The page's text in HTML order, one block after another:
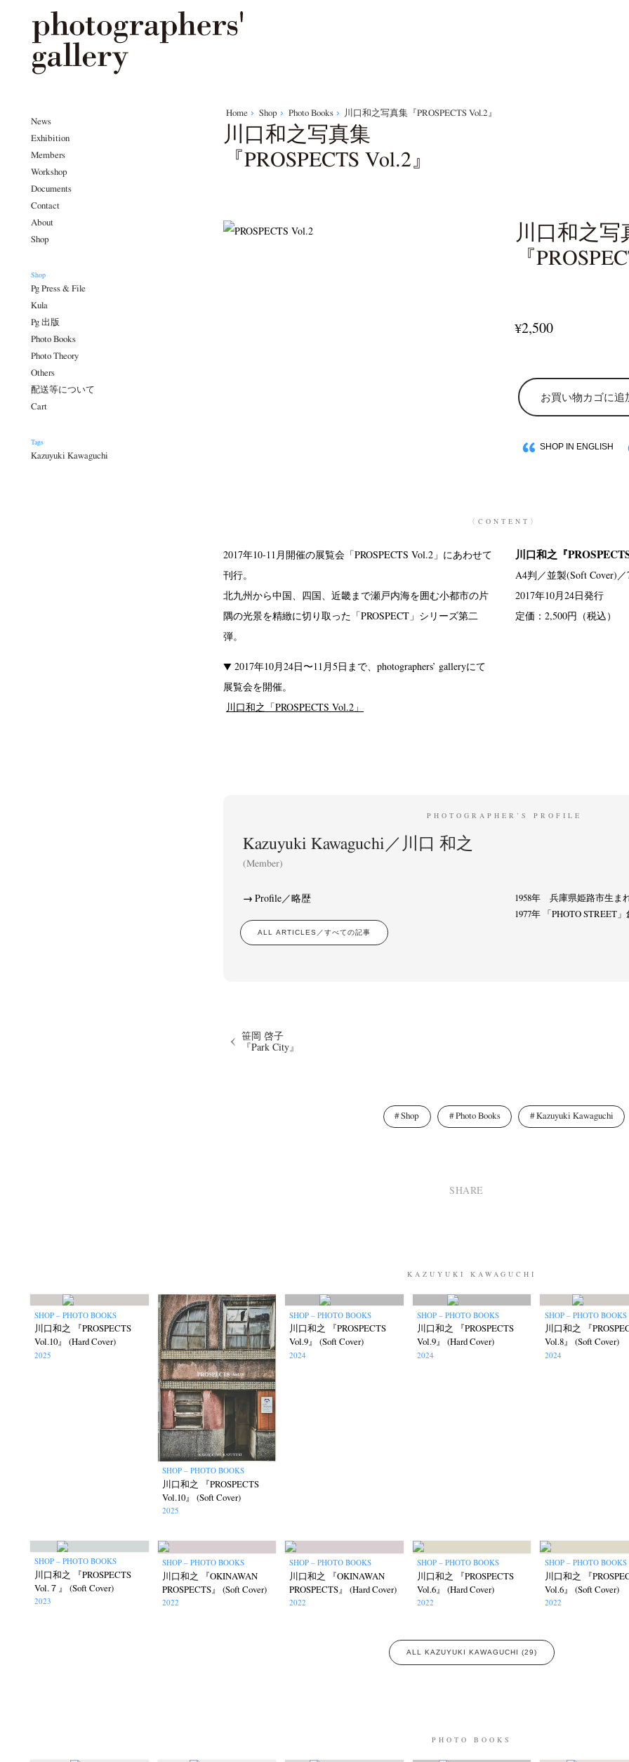
News Exhibition Members Workshop Documents Contact About Shop
Terms & Privacy Policy Newsletter
Akifumi Tanaka (7) Fumikiyo Nagamachi
(23) Masashi Otomo (47)
Postwar and Shōwa-Era (8) Presence
News
Exhibition
Members
Workshop
Documents
Contact
About
Shop
Shop
Pg Press & File
Kula
Pg 出版
Photo Books
Photo Theory
Others
配送等について
Cart
Tags
Kazuyuki Kawaguchi
Home Shop Photo Books 川口和之写真集『PROSPECTS Vol.2』
川口和之写真集
『PROSPECTS Vol.2』
川口和之写
『
¥2,500
お買い物カゴに追
SHOP IN ENGLISH
〈CONTENT〉
2017年10-11月開催の展覧会「PROSPECTS Vol.2」にあわせて
刊行。
北九州から中国、四国、近畿まで瀬戸内海を囲む小都市の片
隅の光景を精緻に切り取った「PROSPECT」シリーズ第二
弾。
▼ 2017年10月24日〜11月5日まで、photographers’ galleryにて
展覧会を開催。
川口和之「PROSPECTS Vol.2」
川口和之『
A4判／並製(Soft Cover)／
2017年10月24日発行
定価：2,500円（税込）
PHOTOGRAPHER’S PROFILE
Kazuyuki Kawaguchi／川口 和之
(Member)
Profile／略歴
ALL ARTICLES／すべての記事
1958年 兵庫県姫路市生ま
1977年 「PHOTO STREET
笹岡 啓子
『Park City』
Shop Photo Books Kazuyuki Kawaguchi
SHARE
KAZUYUKI KAWAGUCHI
SHOP – PHOTO BOOKS
川口和之 『PROSPECTS
Vol.10』 (Hard Cover)
2025
SHOP – PHOTO BOOKS
川口和之 『PROSPECTS
Vol.10』 (Soft Cover)
2025
SHOP – PHOTO BOOKS
川口和之 『PROSPECTS
Vol.9』 (Soft Cover)
2024
SHOP – PHOTO BOOKS
川口和之 『PROSPECTS
Vol.9』 (Hard Cover)
2024
SHOP – PHOTO BOOKS
川口和之 『
Vol.8』 (Soft Cover)
2024
SHOP – PHOTO BOOKS
川口和之 『PROSPECTS
Vol.７』 (Soft Cover)
2023
SHOP – PHOTO BOOKS
川口和之 『OKINAWAN
PROSPECTS』 (Soft Cover)
2022
SHOP – PHOTO BOOKS
川口和之 『OKINAWAN
PROSPECTS』 (Hard Cover)
2022
SHOP – PHOTO BOOKS
川口和之 『PROSPECTS
Vol.6』 (Hard Cover)
2022
SHOP – PHOTO BOOKS
川口和之 『
Vol.6』 (Soft Cover)
2022
ALL KAZUYUKI KAWAGUCHI (29)
PHOTO BOOKS